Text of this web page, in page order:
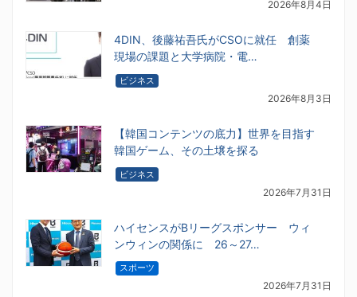
2026年8月4日
4DIN、後藤祐吾氏がCSOに就任 創薬
現場の課題と大学病院・電…
ビジネス
2026年8月3日
【韓国コンテンツの底力】世界を目指す
韓国ゲーム、その土壌を探る
ビジネス
2026年7月31日
ハイセンスがBリーグスポンサー ウィ
ンウィンの関係に 26～27…
スポーツ
2026年7月31日